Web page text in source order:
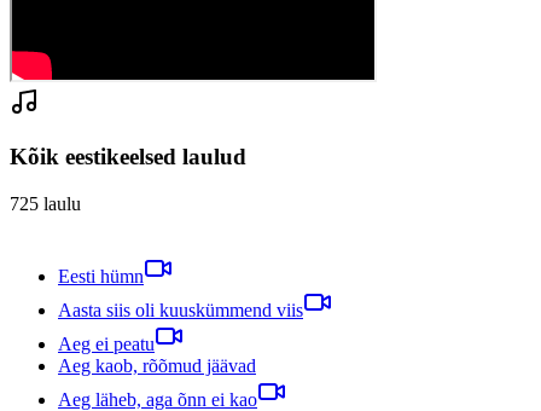
Kõik eestikeelsed laulud
725 laulu
Eesti hümn
Aasta siis oli kuuskümmend viis
Aeg ei peatu
Aeg kaob, rõõmud jäävad
Aeg läheb, aga õnn ei kao